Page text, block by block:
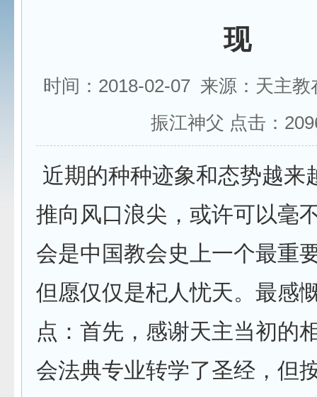
现
时间：2018-02-07 来源：天主
振江神父 点击：
近期的种种迹象和态势越来
推向风口浪尖，或许可以毫
会是中国教会史上一个最重
但愿仅仅是杞人忧天。最感
点：首先，感谢天主当初的
会法典专业转学了圣经，但